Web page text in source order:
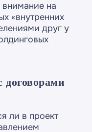
внимание на
«внутренних
друг у
договорами
ли в проект